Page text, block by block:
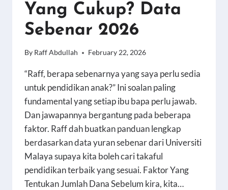
Yang Cukup? Data
Sebenar 2026
By Raff Abdullah February 22, 2026
“Raff, berapa sebenarnya yang saya perlu sedia
untuk pendidikan anak?” Ini soalan paling
fundamental yang setiap ibu bapa perlu jawab.
Dan jawapannya bergantung pada beberapa
faktor. Raff dah buatkan panduan lengkap
berdasarkan data yuran sebenar dari Universiti
Malaya supaya kita boleh cari takaful
pendidikan terbaik yang sesuai. Faktor Yang
Tentukan Jumlah Dana Sebelum kira, kita…